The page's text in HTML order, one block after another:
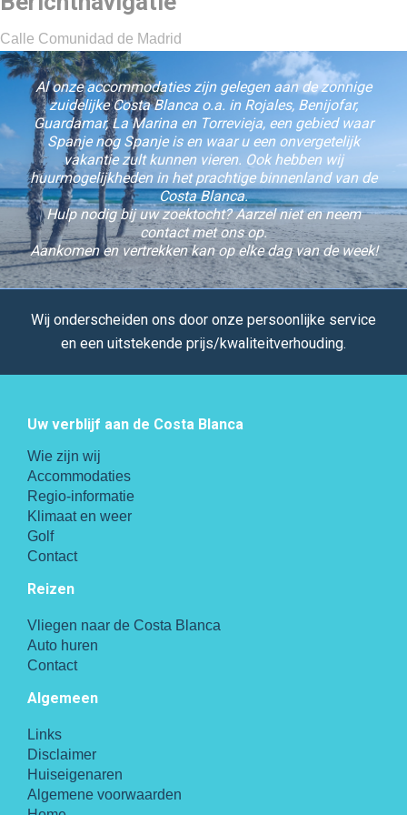
Calle Comunidad de Madrid
Al onze accommodaties zijn gelegen aan de zonnige
zuidelijke Costa Blanca o.a. in Rojales, Benijofar,
Guardamar, La Marina en Torrevieja, een gebied waar
Spanje nog Spanje is en waar u een onvergetelijk
vakantie zult kunnen vieren. Ook hebben wij
huurmogelijkheden in het prachtige binnenland van de
Costa Blanca.
Hulp nodig bij uw zoektocht? Aarzel niet en neem
contact met ons op.
Aankomen en vertrekken kan op elke dag van de week!
Wij onderscheiden ons door onze persoonlijke service
en een uitstekende prijs/kwaliteitverhouding.
Uw verblijf aan de Costa Blanca
Wie zijn wij
Accommodaties
Regio-informatie
Klimaat en weer
Golf
Contact
Reizen
Vliegen naar de Costa Blanca
Auto huren
Contact
Algemeen
Links
Disclaimer
Huiseigenaren
Algemene voorwaarden